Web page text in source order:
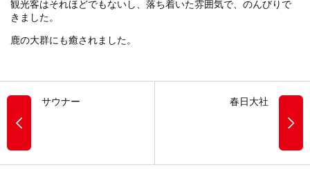
観光客はそれほどでもないし、落ち着いた雰囲気で、のんびりで
きました。
鹿の大群にも癒されました。
サウナー 春日大社